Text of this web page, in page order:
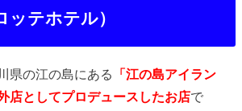
ッテホテル）
県の江の島にある
「江の島アイラン
店としてプロデュースしたお店で